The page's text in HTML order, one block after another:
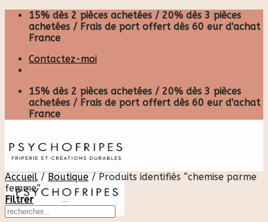
Skip
content
15% dès 2 pièces achetées / 20% dès 3 pièces
achetées / Frais de port offert dès 60 eur d'achat
France
Contactez-moi
15% dès 2 pièces achetées / 20% dès 3 pièces
achetées / Frais de port offert dès 60 eur d'achat
France
Accueil / Boutique /Produits identifiés “chemise parme
femme”
Filtrer